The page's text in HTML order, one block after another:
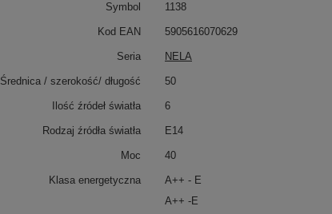
Symbol 1138
Kod EAN 5905616070629
Seria NELA
Średnica / szerokość/ długość 50
Ilość źródeł światła 6
Rodzaj źródła światła E14
Moc 40
Klasa energetyczna
A++ - E
A++ -E